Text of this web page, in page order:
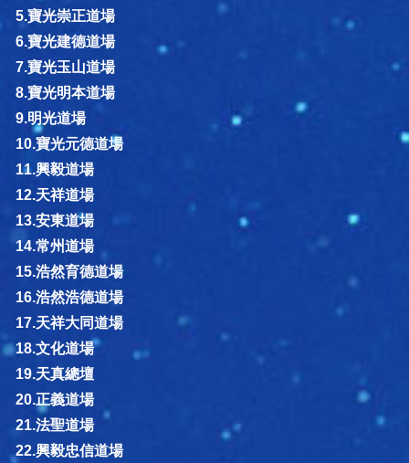
5.寶光崇正道場
6.寶光建德道場
7.寶光玉山道場
8.寶光明本道場
9.明光道場
10.寶光元德道場
11.興毅道場
12.天祥道場
13.安東道場
14.常州道場
15.浩然育德道場
16.浩然浩德道場
17.天祥大同道場
18.文化道場
19.天真總壇
20.正義道場
21.法聖道場
22.興毅忠信道場